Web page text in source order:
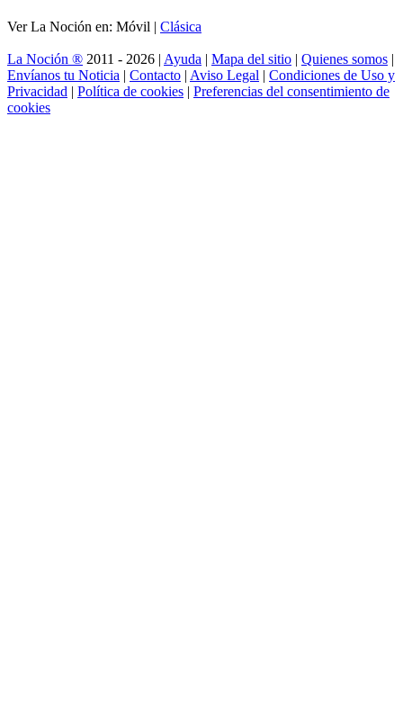
Ver La Noción en: Móvil | Clásica
La Noción ® 2011 - 2026 | Ayuda | Mapa del sitio | Quienes somos |
Envíanos tu Noticia | Contacto | Aviso Legal | Condiciones de Uso y
Privacidad | Política de cookies | Preferencias del consentimiento de
cookies